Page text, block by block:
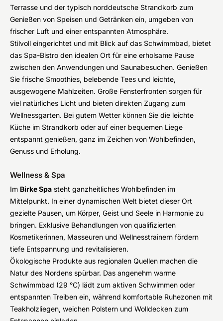
Terrasse und der typisch norddeutsche Strandkorb zum
Genießen von Speisen und Getränken ein, umgeben von
frischer Luft und einer entspannten Atmosphäre.
Stilvoll eingerichtet und mit Blick auf das Schwimmbad, bietet
das Spa-Bistro den idealen Ort für eine erholsame Pause
zwischen den Anwendungen und Saunabesuchen. Genießen
Sie frische Smoothies, belebende Tees und leichte,
ausgewogene Mahlzeiten. Große Fensterfronten sorgen für
viel natürliches Licht und bieten direkten Zugang zum
Wellnessgarten. Bei gutem Wetter können Sie die leichte
Küche im Strandkorb oder auf einer bequemen Liege
entspannt genießen, ganz im Zeichen von Wohlbefinden,
Genuss und Erholung.
Wellness & Spa
Im Birke Spa steht ganzheitliches Wohlbefinden im
Mittelpunkt. In einer dynamischen Welt bietet dieser Ort
gezielte Pausen, um Körper, Geist und Seele in Harmonie zu
bringen. Exklusive Behandlungen von qualifizierten
Kosmetikerinnen, Masseuren und Wellnesstrainern fördern
tiefe Entspannung und revitalisieren.
Ökologische Produkte aus regionalen Quellen machen die
Natur des Nordens spürbar. Das angenehm warme
Schwimmbad (29 °C) lädt zum aktiven Schwimmen oder
entspannten Treiben ein, während komfortable Ruhezonen mit
Teakholzliegen, weichen Polstern und Wolldecken zum